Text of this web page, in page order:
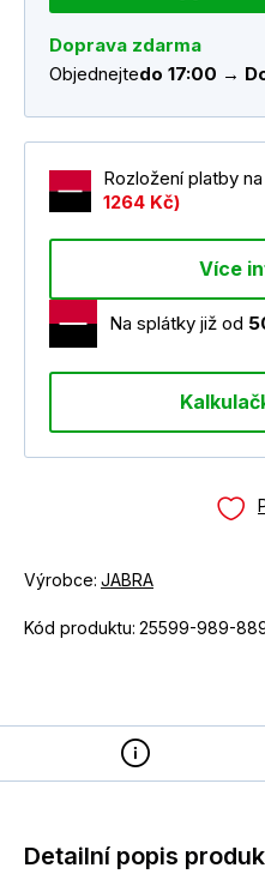
Doprava zdarma
Objednejtedo 17:00 →
Rozložení platby na
1264 Kč)
Více
Na splátky již od
Výrobce: JABRA
Kód produktu: 25599-989-
Detailní popis